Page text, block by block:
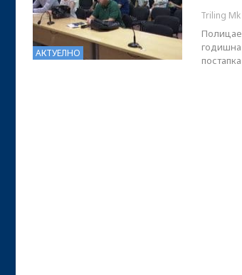
АКТУЕЛНО
Triling Mk